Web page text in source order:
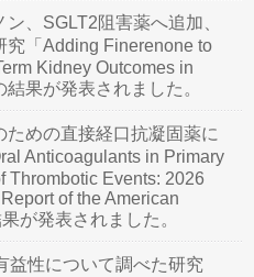
、SGLT2阻害薬へ追加、
究「Adding Finerenone to
Kidney Outcomes in
果が発表されました。
めの直接経口抗凝固薬に
Anticoagulants in Primary
Thrombotic Events: 2026
of the American
が発表されました。
益性について調べた研究